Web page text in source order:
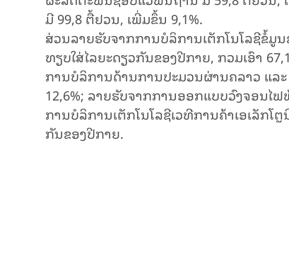
ມີ 99,8 ຕື້ຢວນ, ເພີ່ມຂຶ້ນ 9,1%.
ສ່ວນລາຍຮັບຈາກການບໍລິການເຕັກໂນໂລຊີຂໍ້ມູນ
ທຽບໃສ່​ໄລ​ຍະ​ດຽວ​ກັນ​ຂອງ​ປີ​ກາຍ​, ກວມເອົາ
ການບໍລິການດ້ານການ​ປະມວນຜ່ານຄລາວ ແລ
12,6%; ລາຍຮັບຈາກການອອກແບບວົງຈອນ​ໄ
ການບໍລິການເຕັກໂນໂລຊີເວທີການຄ້າເອເລັກໂ​
ກັນ​ຂອງ​ປີ​ກາຍ.